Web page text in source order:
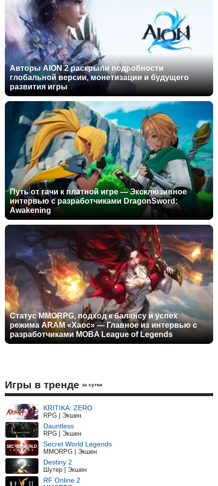
Авторы AION 2 раскрыли подробности
глобальной версии, монетизации и будущего
развития игры
Путь от гачи к платной игре — Эксклюзивное
интервью с разработчиками DragonSword:
Awakening
Статус MMORPG, подход к балансу и успех
режима ARAM «Хаос» — Главное из интервью с
разработчиками MOBA League of Legends
Игры в тренде за сутки
KRITIKA: ZERO
RPG | Экшен
Dauntless
RPG | Экшен
Secret World Legends
MMORPG | Экшен
Destiny 2
Шутер | Экшен
RF Online 2